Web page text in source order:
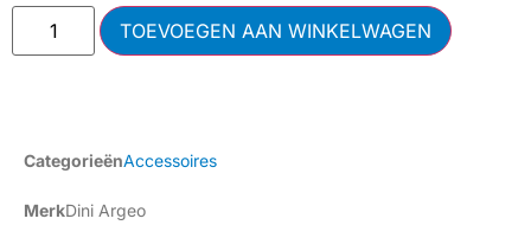
TOEVOEGEN AAN WINKELWAGEN
CategorieënAccessoires
MerkDini Argeo